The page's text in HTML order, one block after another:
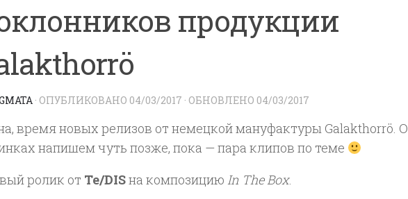
продукции
· ОПУБЛИКОВАНО 04/03/2017 · ОБНОВЛЕНО 04/03/2017
время новых релизов от немецкой мануфактуры Galakthorrö. О
напишем чуть позже, пока — пара клипов по теме
ролик от Te/DISна композицию In The Box.